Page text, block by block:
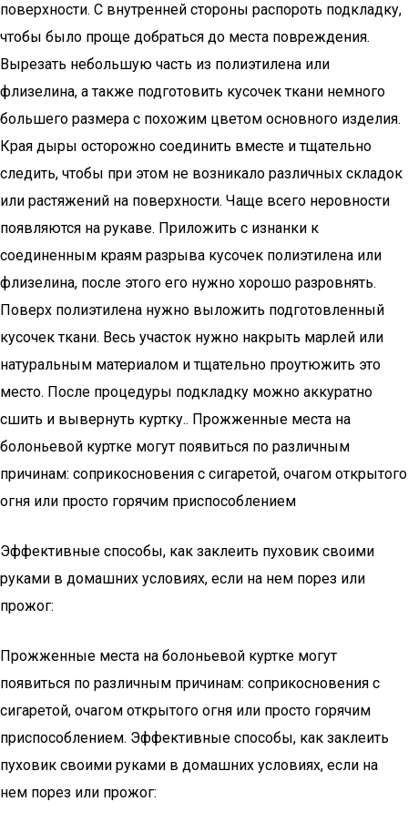
поверхности. С внутренней стороны распороть подкладку,
чтобы было проще добраться до места повреждения.
Вырезать небольшую часть из полиэтилена или
флизелина, а также подготовить кусочек ткани немного
большего размера с похожим цветом основного изделия.
Края дыры осторожно соединить вместе и тщательно
следить, чтобы при этом не возникало различных складок
или растяжений на поверхности. Чаще всего неровности
появляются на рукаве. Приложить с изнанки к
соединенным краям разрыва кусочек полиэтилена или
флизелина, после этого его нужно хорошо разровнять.
Поверх полиэтилена нужно выложить подготовленный
кусочек ткани. Весь участок нужно накрыть марлей или
натуральным материалом и тщательно проутюжить это
место. После процедуры подкладку можно аккуратно
сшить и вывернуть куртку.. Прожженные места на
болоньевой куртке могут появиться по различным
причинам: соприкосновения с сигаретой, очагом открытого
огня или просто горячим приспособлением
Эффективные способы, как заклеить пуховик своими
руками в домашних условиях, если на нем порез или
прожог:
Прожженные места на болоньевой куртке могут
появиться по различным причинам: соприкосновения с
сигаретой, очагом открытого огня или просто горячим
приспособлением. Эффективные способы, как заклеить
пуховик своими руками в домашних условиях, если на
нем порез или прожог: